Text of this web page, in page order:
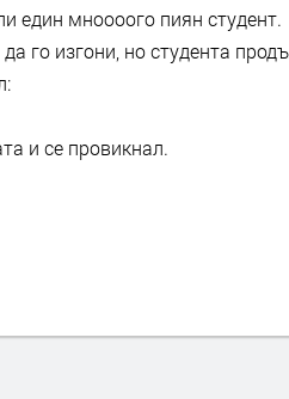
един мноооого пиян студент.
го изгони, но студента
и се провикнал.